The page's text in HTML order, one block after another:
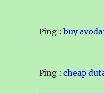
Ping :buy
Ping :cheap